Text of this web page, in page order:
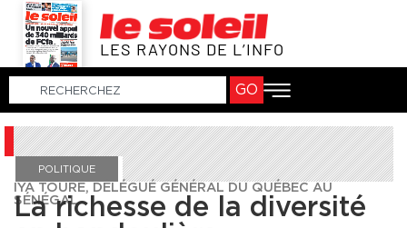
LES RAYONS DE L’INFO
GO
POLITIQUE
IYA TOURÉ, DÉLÉGUÉ GÉNÉRAL DU QUÉBEC AU
SÉNÉGAL
La richesse de la diversité